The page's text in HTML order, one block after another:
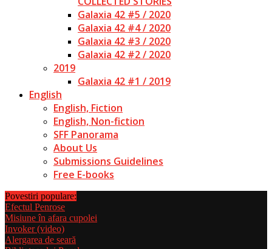
Galaxia 42 #5 / 2020
Galaxia 42 #4 / 2020
Galaxia 42 #3 / 2020
Galaxia 42 #2 / 2020
2019
Galaxia 42 #1 / 2019
English
English, Fiction
English, Non-fiction
SFF Panorama
About Us
Submissions Guidelines
Free E-books
Povestiri populare:
Efectul Penrose
Misiune în afara cupolei
Invoker (video)
Alergarea de seară